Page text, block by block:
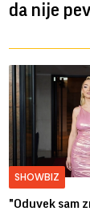
da nije
SHOWBIZ
"Oduvek sam